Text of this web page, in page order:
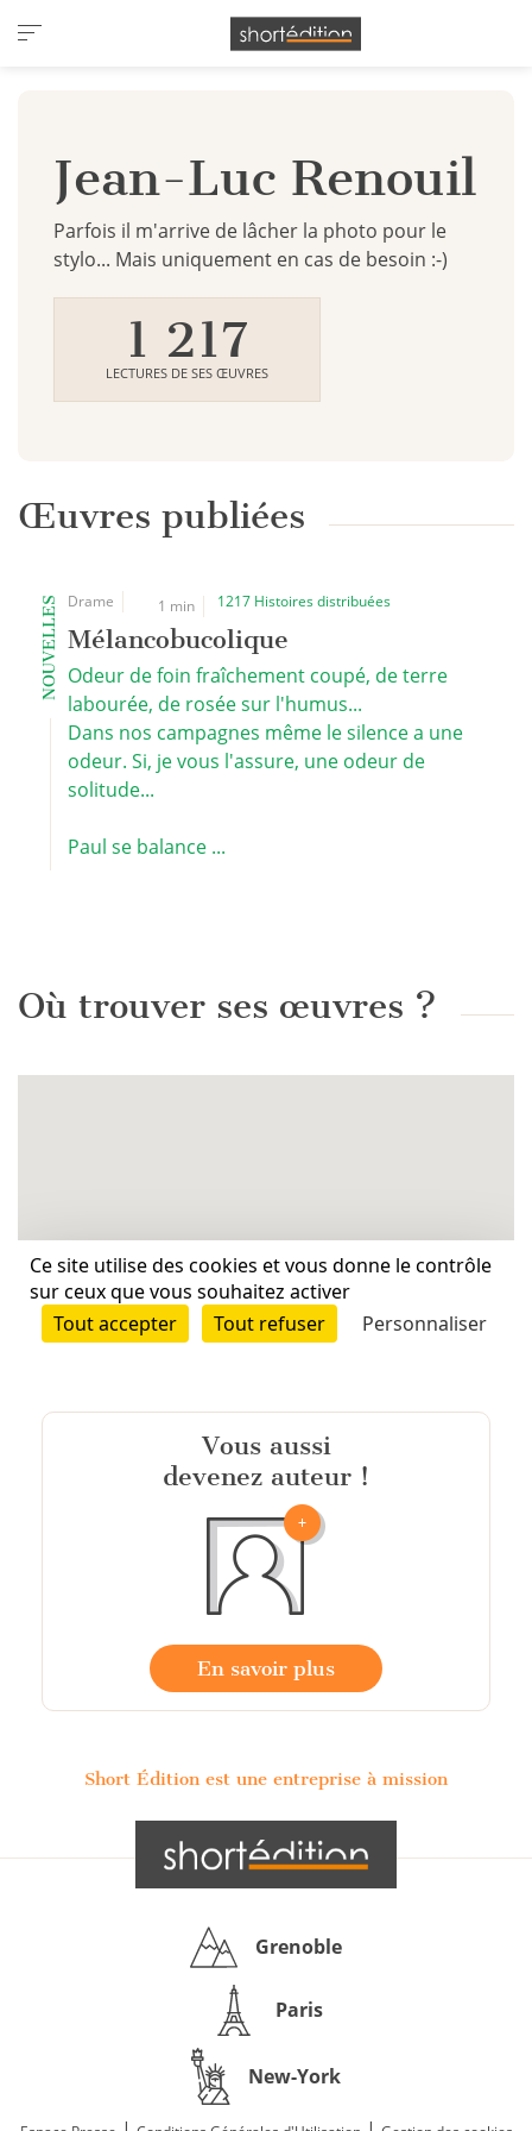
Panneau de gestion des cookies
Jean-Luc Renouil
Parfois il m'arrive de lâcher la photo pour le
stylo... Mais uniquement en cas de besoin :-)
1 217
LECTURES DE SES ŒUVRES
Œuvres publiées
NOUVELLES Drame 1 min 1217 Histoires distribuées
Mélancobucolique
Odeur de foin fraîchement coupé, de terre
labourée, de rosée sur l'humus...
Dans nos campagnes même le silence a une
odeur. Si, je vous l'assure, une odeur de
solitude...
Paul se balance ...
Où trouver ses œuvres ?
Vous aussi
devenez auteur !
En savoir plus
Short Édition est une entreprise à mission
Grenoble
Paris
New-York